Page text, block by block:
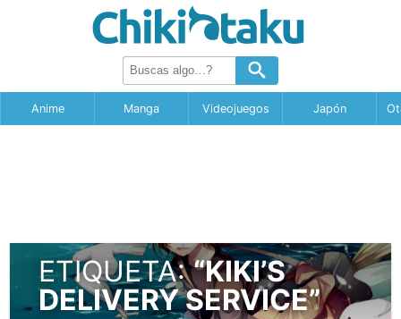
Anime Manga Videojuegos Japón
ETIQUETA:“KIKI’S
DELIVERY SERVICE”